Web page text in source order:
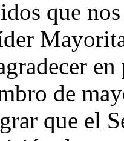
que
de
que el